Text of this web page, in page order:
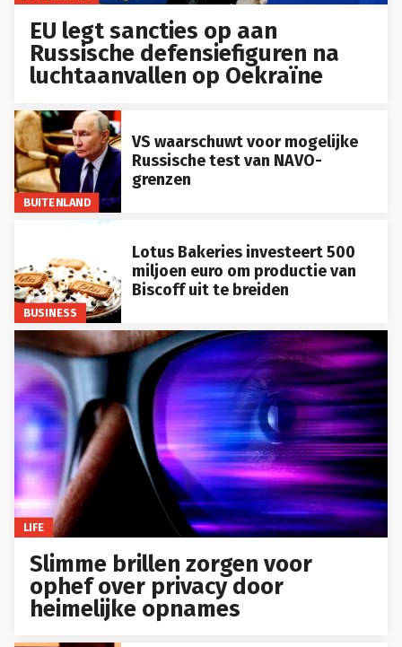
EU legt sancties op aan
Russische defensiefiguren na
luchtaanvallen op Oekraïne
BUITENLAND
VS waarschuwt voor mogelijke
Russische test van NAVO-
grenzen
BUSINESS
Lotus Bakeries investeert 500
miljoen euro om productie van
Biscoff uit te breiden
LIFE
Slimme brillen zorgen voor
ophef over privacy door
heimelijke opnames